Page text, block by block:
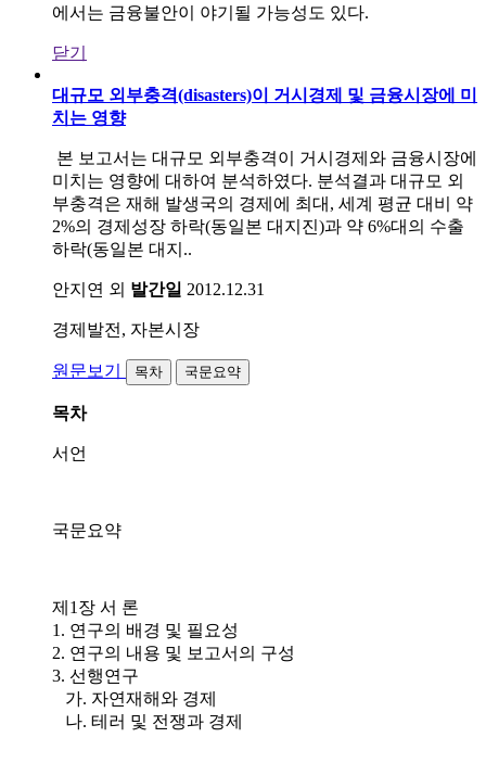
에서는 금융불안이 야기될 가능성도 있다.
닫기
대규모 외부충격(disasters)이 거시경제 및 금융시장에 미
치는 영향
본 보고서는 대규모 외부충격이 거시경제와 금융시장에
미치는 영향에 대하여 분석하였다. 분석결과 대규모 외
부충격은 재해 발생국의 경제에 최대, 세계 평균 대비 약
2%의 경제성장 하락(동일본 대지진)과 약 6%대의 수출
하락(동일본 대지..
안지연 외 발간일 2012.12.31
경제발전, 자본시장
원문보기 목차 국문요약
목차
서언
국문요약
제1장 서 론
1. 연구의 배경 및 필요성
2. 연구의 내용 및 보고서의 구성
3. 선행연구
가. 자연재해와 경제
나. 테러 및 전쟁과 경제